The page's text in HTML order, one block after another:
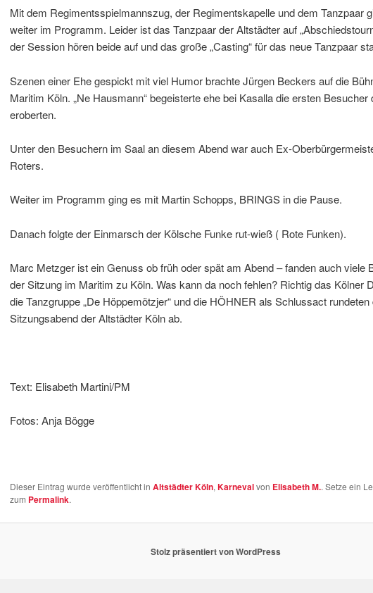
Mit dem Regimentsspielmannszug, der Regimentskapelle und dem Tanzpaar
weiter im Programm. Leider ist das Tanzpaar der Altstädter auf
der Session hören beide auf und das große „Casting“ für das neue Tanzpaar
Szenen einer Ehe gespickt mit viel Humor brachte Jürgen Beckers auf die
Maritim Köln. „Ne Hausmann“ begeisterte ehe bei Kasalla die ersten Besucher
eroberten.
Unter den Besuchern im Saal an diesem Abend war auch Ex-
Roters.
Weiter im Programm ging es mit Martin Schopps, BRINGS in die Pause.
Danach folgte der Einmarsch der Kölsche Funke rut-wieß ( Rote Funken).
Marc Metzger ist ein Genuss ob früh oder spät am Abend – fanden auch viele
der Sitzung im Maritim zu Köln. Was kann da noch fehlen? Richtig das Kölner
die Tanzgruppe „De Höppemötzjer“ und die HÖHNER als Schlussact
Sitzungsabend der Altstädter Köln ab.
Text: Elisabeth Martini/PM
Fotos: Anja Bögge
Dieser Eintrag wurde veröffentlicht in Altstädter Köln, Karnevalvon Elisabeth M.. Setze ein
zum Permalink.
Stolz präsentiert von WordPress